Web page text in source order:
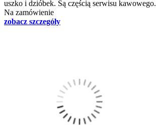
uszko i dzióbek. Są częścią serwisu kawowego.
Na zamówienie
zobacz szczegóły